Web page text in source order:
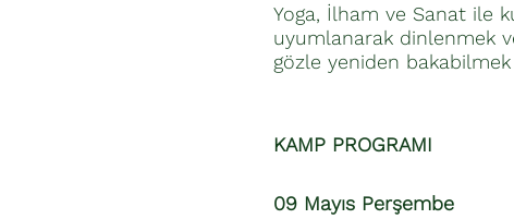
​Yoga, İlham ve Sanat ile
uyumlanarak dinlenmek
gözle yeniden
KAMP PROGRAMI
09 Mayıs Perşembe